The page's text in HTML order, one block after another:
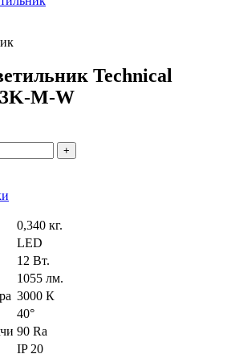
Technical
M-W
0,340 кг.
LED
12 Вт.
1055 лм.
3000 К
40°
90 Ra
IP 20